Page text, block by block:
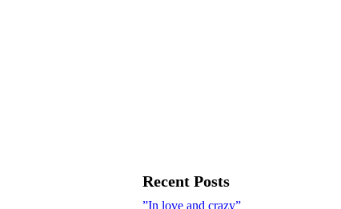
Recent Posts
”In love and crazy”